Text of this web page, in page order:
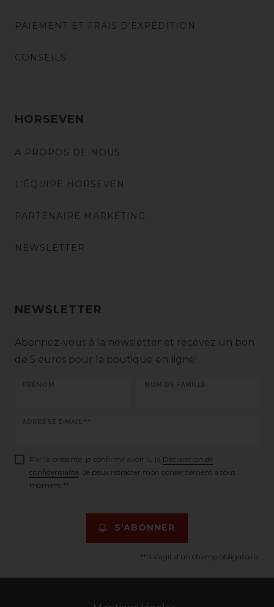
PAIEMENT ET FRAIS D'EXPÉDITION
CONSEILS
HORSEVEN
A PROPOS DE NOUS
L'ÉQUIPE HORSEVEN
PARTENAIRE MARKETING
NEWSLETTER
NEWSLETTER
Abonnez-vous à la newsletter et recevez un bon
de 5 euros pour la boutique en ligne!
PRÉNOM NOM DE FAMILLE
ADRESSE E-MAIL **
Ceres::Template.newsletterHoneypotLabel
Par la présente, je confirme avoir lu la Déclaration de
confidentialité . Je peux rétracter mon consentement à tout
moment.**
S’ABONNER
** Il s’agit d’un champ obligatoire.